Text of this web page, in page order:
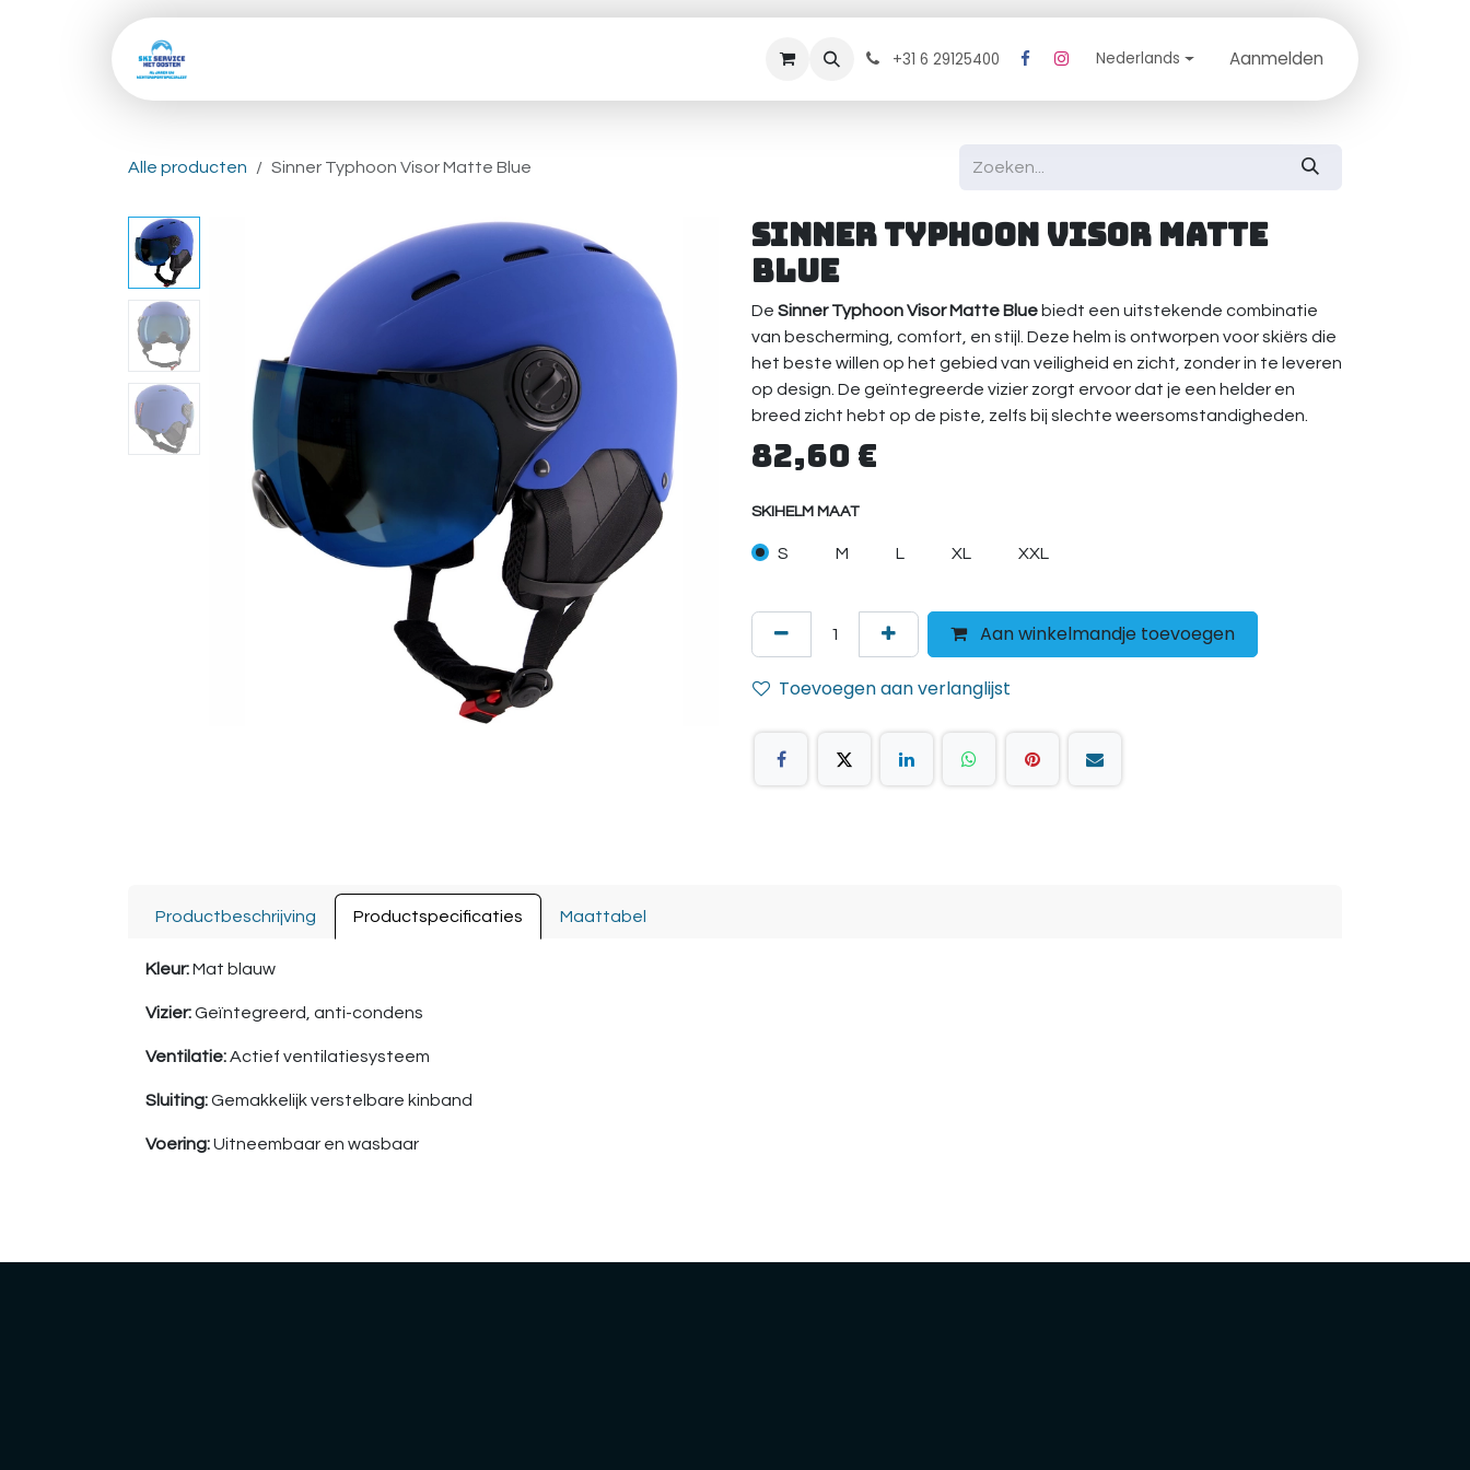
Overslaan naar inhoud
Diensten Contact Blog
+31 6 29125400 Nederlands Aanmelden
Alle producten Sinner Typhoon Visor Matte Blue
Sinner Typhoon Visor Matte
Blue
De Sinner Typhoon Visor Matte Blue biedt een uitstekende combinatie
van bescherming, comfort, en stijl. Deze helm is ontworpen voor skiërs die
het beste willen op het gebied van veiligheid en zicht, zonder in te leveren
op design. De geïntegreerde vizier zorgt ervoor dat je een helder en
breed zicht hebt op de piste, zelfs bij slechte weersomstandigheden.
82,60 €
SKIHELM MAAT
S M L XL XXL
Aan winkelmandje toevoegen
Toevoegen aan verlanglijst
Productbeschrijving Productspecificaties Maattabel
Kleur:Mat blauw
Vizier:Geïntegreerd, anti-condens
Ventilatie:Actief ventilatiesysteem
Sluiting:Gemakkelijk verstelbare kinband
Voering:Uitneembaar en wasbaar